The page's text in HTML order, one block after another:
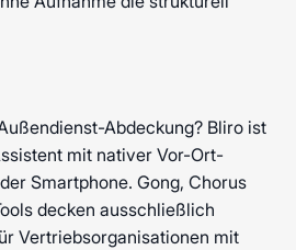
Abdeckung? Bliro ist
mit nativer Vor-Ort-
Smartphone. Gong, Chorus
decken ausschließlich
Vertriebsorganisationen mit